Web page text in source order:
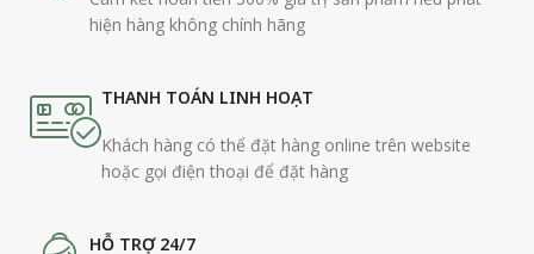
hiện hàng không chính hãng
THANH TOÁN LINH HOẠT
Khách hàng có thể đặt hàng online trên website
hoặc gọi điện thoại để đặt hàng
HỖ TRỢ 24/7